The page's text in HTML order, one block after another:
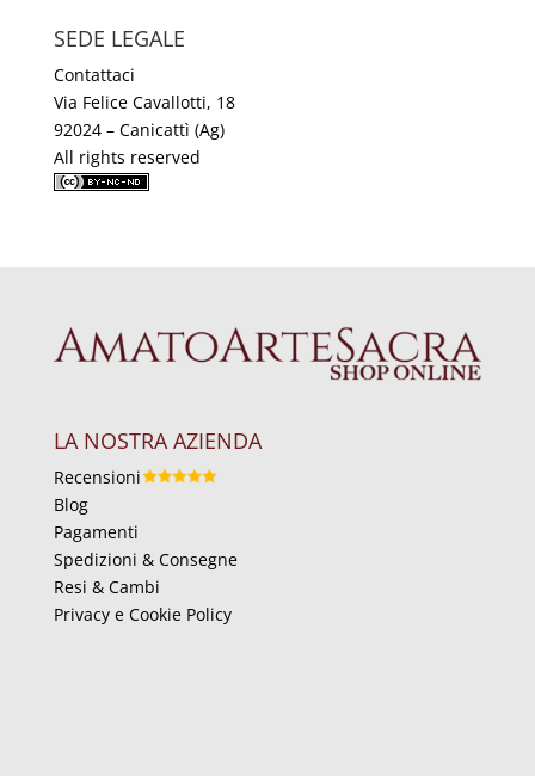
SEDE LEGALE
Contattaci
Via Felice Cavallotti, 18
92024 – Canicattì (Ag)
All rights reserved
LA NOSTRA AZIENDA
Recensioni
Blog
Pagamenti
Spedizioni & Consegne
Resi & Cambi
Privacy e Cookie Policy